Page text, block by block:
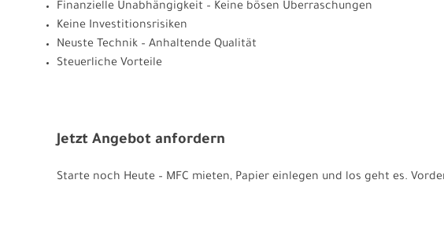
Finanzielle Unabhängigkeit – Keine bösen Überraschungen
Keine Investitionsrisiken
Neuste Technik – Anhaltende Qualität
Steuerliche Vorteile
Jetzt Angebot anfordern
Starte noch Heute – MFC mieten, Papier einlegen und los geht es.